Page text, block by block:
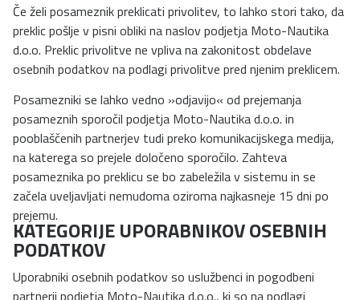
Če želi posameznik preklicati privolitev, to lahko stori tako, da
preklic pošlje v pisni obliki na naslov podjetja Moto-Nautika
d.o.o. Preklic privolitve ne vpliva na zakonitost obdelave
osebnih podatkov na podlagi privolitve pred njenim preklicem.
Posamezniki se lahko vedno »odjavijo« od prejemanja
posameznih sporočil podjetja Moto-Nautika d.o.o. in
pooblaščenih partnerjev tudi preko komunikacijskega medija,
na katerega so prejele določeno sporočilo. Zahteva
posameznika po preklicu se bo zabeležila v sistemu in se
začela uveljavljati nemudoma oziroma najkasneje 15 dni po
prejemu.
KATEGORIJE UPORABNIKOV OSEBNIH
PODATKOV
Uporabniki osebnih podatkov so uslužbenci in pogodbeni
partnerji podjetja Moto-Nautika d.o.o., ki so na podlagi